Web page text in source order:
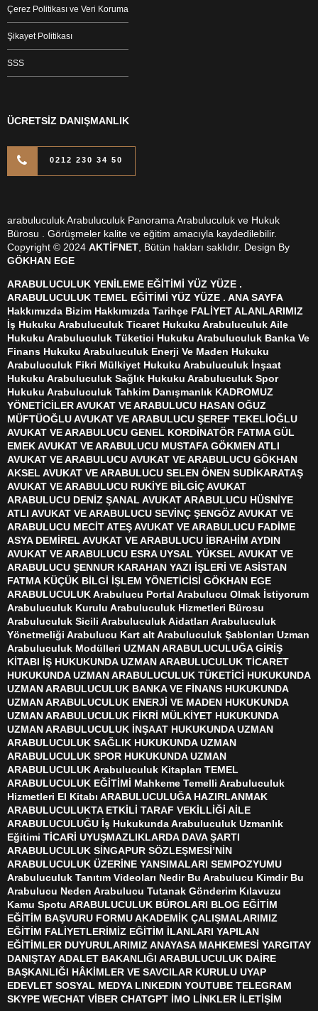
Çerez Politikası ve Veri Koruma
Şikayet Politikası
SSS
ÜCRETSİZ DANIŞMANLIK
0212 230 34 50
arabuluculuk Arabuluculuk Panorama Arabuluculuk ve Hukuk
Bürosu . Görüşmeler kalite ve eğitim amacıyla kaydedilebilir.
Copyright © 2024 AKTİFNET , Bütün hakları saklıdır. Design By
GÖKHAN EGE
ARABULUCULUK YENİLEME EĞİTİMİ YÜZ YÜZE .
ARABULUCULUK TEMEL EĞİTİMİ YÜZ YÜZE . ANA SAYFA
Hakkımızda Bizim Hakkımızda Tarihçe FALİYET ALANLARIMIZ
İş Hukuku Arabuluculuk Ticaret Hukuku Arabuluculuk Aile
Hukuku Arabuluculuk Tüketici Hukuku Arabuluculuk Banka Ve
Finans Hukuku Arabuluculuk Enerji Ve Maden Hukuku
Arabuluculuk Fikri Mülkiyet Hukuku Arabuluculuk İnşaat
Hukuku Arabuluculuk Sağlık Hukuku Arabuluculuk Spor
Hukuku Arabuluculuk Tahkim Danışmanlık KADROMUZ
YÖNETİCİLER AVUKAT VE ARABULUCU HASAN OĞUZ
MÜFTÜOĞLU AVUKAT VE ARABULUCU ŞEREF TEKELİOĞLU
AVUKAT VE ARABULUCU GENEL KORDİNATÖR FATMA GÜL
EMEK AVUKAT VE ARABULUCU MUSTAFA GÖKMEN ATLI
AVUKAT VE ARABULUCU AVUKAT VE ARABULUCU GÖKHAN
AKSEL AVUKAT VE ARABULUCU SELEN ÖNEN SUDİKARATAŞ
AVUKAT VE ARABULUCU RUKİYE BİLGİÇ AVUKAT
ARABULUCU DENİZ ŞANAL AVUKAT ARABULUCU HÜSNİYE
ATLI AVUKAT VE ARABULUCU SEVİNÇ ŞENGÖZ AVUKAT VE
ARABULUCU MECİT ATEŞ AVUKAT VE ARABULUCU FADİME
ASYA DEMİREL AVUKAT VE ARABULUCU İBRAHİM AYDIN
AVUKAT VE ARABULUCU ESRA UYSAL YÜKSEL AVUKAT VE
ARABULUCU ŞENNUR KARAHAN YAZI İŞLERİ VE ASİSTAN
FATMA KÜÇÜK BİLGİ İŞLEM YÖNETİCİSİ GÖKHAN EGE
ARABULUCULUK Arabulucu Portal Arabulucu Olmak İstiyorum
Arabuluculuk Kurulu Arabuluculuk Hizmetleri Bürosu
Arabuluculuk Sicili Arabuluculuk Aidatları Arabuluculuk
Yönetmeliği Arabulucu Kart alt Arabuluculuk Şablonları Uzman
Arabuluculuk Modülleri UZMAN ARABULUCULUĞA GİRİŞ
KİTABI İŞ HUKUKUNDA UZMAN ARABULUCULUK TİCARET
HUKUKUNDA UZMAN ARABULUCULUK TÜKETİCİ HUKUKUNDA
UZMAN ARABULUCULUK BANKA VE FİNANS HUKUKUNDA
UZMAN ARABULUCULUK ENERJİ VE MADEN HUKUKUNDA
UZMAN ARABULUCULUK FİKRİ MÜLKİYET HUKUKUNDA
UZMAN ARABULUCULUK İNŞAAT HUKUKUNDA UZMAN
ARABULUCULUK SAĞLIK HUKUKUNDA UZMAN
ARABULUCULUK SPOR HUKUKUNDA UZMAN
ARABULUCULUK Arabuluculuk Kitapları TEMEL
ARABULUCULUK EĞİTİMİ Mahkeme Temelli Arabuluculuk
Hizmetleri El Kitabı ARABULUCULUĞA HAZIRLANMAK
ARABULUCULUKTA ETKİLİ TARAF VEKİLLİĞİ AİLE
ARABULUCULUĞU İş Hukukunda Arabuluculuk Uzmanlık
Eğitimi TİCARİ UYUŞMAZLIKLARDA DAVA ŞARTI
ARABULUCULUK SİNGAPUR SÖZLEŞMESİ’NİN
ARABULUCULUK ÜZERİNE YANSIMALARI SEMPOZYUMU
Arabuluculuk Tanıtım Videoları Nedir Bu Arabulucu Kimdir Bu
Arabulucu Neden Arabulucu Tutanak Gönderim Kılavuzu
Kamu Spotu ARABULUCULUK BÜROLARI BLOG EĞİTİM
EĞİTİM BAŞVURU FORMU AKADEMİK ÇALIŞMALARIMIZ
EĞİTİM FALİYETLERİMİZ EĞİTİM İLANLARI YAPILAN
EĞİTİMLER DUYURULARIMIZ ANAYASA MAHKEMESİ YARGITAY
DANIŞTAY ADALET BAKANLIĞI ARABULUCULUK DAİRE
BAŞKANLIĞI HÂKİMLER VE SAVCILAR KURULU UYAP
EDEVLET SOSYAL MEDYA LINKEDIN YOUTUBE TELEGRAM
SKYPE WECHAT VİBER CHATGPT İMO LİNKLER İLETİŞİM